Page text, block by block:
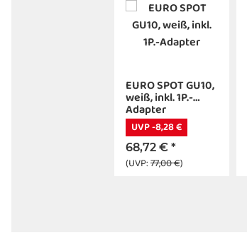
EURO SPOT GU10,
weiß, inkl. 1P.-
Adapter
UVP -8,28 €
68,72 € *
(UVP:77,00 €)